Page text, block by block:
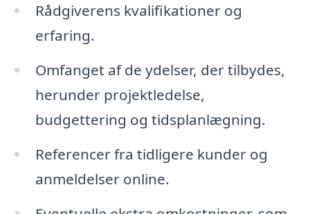
Rådgiverens kvalifikationer og
erfaring.
Omfanget af de ydelser, der tilbydes,
herunder projektledelse,
budgettering og tidsplanlægning.
Referencer fra tidligere kunder og
anmeldelser online.